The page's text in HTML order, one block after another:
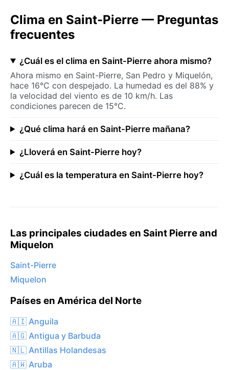
Clima en Saint-Pierre — Preguntas
frecuentes
¿Cuál es el clima en Saint-Pierre ahora mismo?
Ahora mismo en Saint-Pierre, San Pedro y Miquelón,
hace 16°C con despejado. La humedad es del 88% y
la velocidad del viento es de 10 km/h. Las
condiciones parecen de 15°C.
¿Qué clima hará en Saint-Pierre mañana?
¿Lloverá en Saint-Pierre hoy?
¿Cuál es la temperatura en Saint-Pierre hoy?
Las principales ciudades en Saint Pierre and
Miquelon
Saint-Pierre
Miquelon
Países en América del Norte
🇦🇮 Anguila
🇦🇬 Antigua y Barbuda
🇳🇱 Antillas Holandesas
🇦🇼 Aruba